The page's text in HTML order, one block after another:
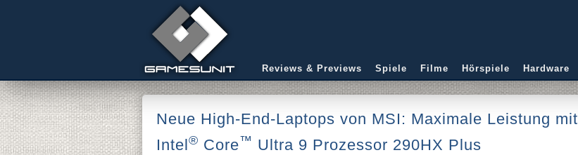
Reviews & Previews Spiele Filme Hörspiele Hardware
Neue High-End-Laptops von MSI: Maximale Leistung mit
Intel ® Core™ Ultra 9 Prozessor 290HX Plus